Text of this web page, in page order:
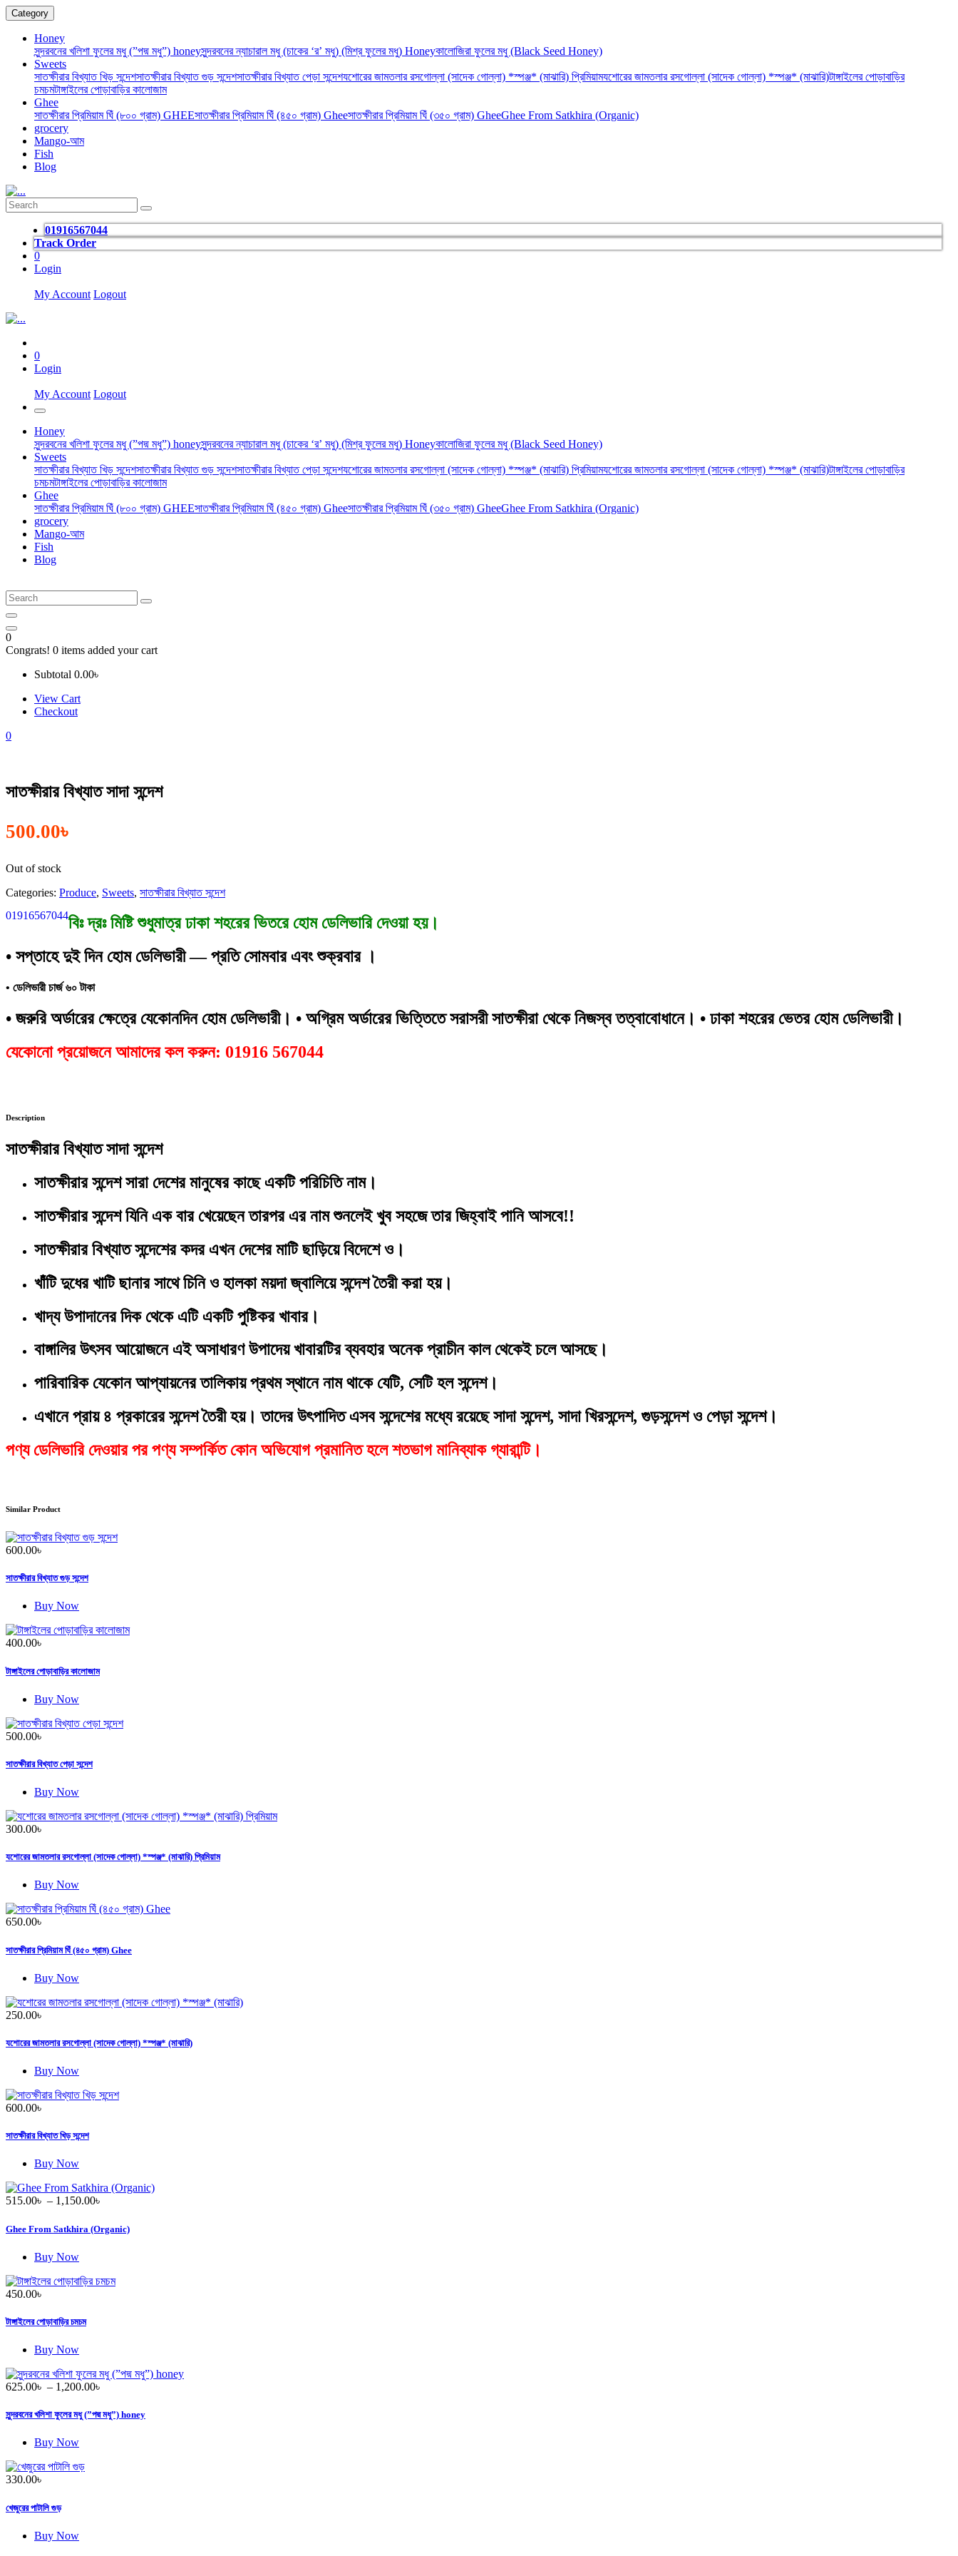
Category
Honey
সুন্দরবনের খলিশা ফুলের মধু (”পদ্ম মধু”) honeyসুন্দরবনের ন্যাচারাল মধু (চাকের ‘র’ মধু) (মিশ্র ফুলের মধু) Honeyকালোজিরা ফুলের মধু (Black Seed Honey)
Sweets
সাতক্ষীরার বিখ্যাত খিড় সন্দেশসাতক্ষীরার বিখ্যাত গুড় সন্দেশসাতক্ষীরার বিখ্যাত পেড়া সন্দেশযশোরের জামতলার রসগোল্লা (সাদেক গোল্লা) *স্পঞ্জ* (মাঝারি) প্রিমিয়ামযশোরের জামতলার রসগোল্লা (সাদেক গোল্লা) *স্পঞ্জ* (মাঝারি)টাঙ্গাইলের পোড়াবাড়ির
চমচমটাঙ্গাইলের পোড়াবাড়ির কালোজাম
Ghee
সাতক্ষীরার প্রিমিয়াম ঘিঁ (৮০০ গ্রাম) GHEEসাতক্ষীরার প্রিমিয়াম ঘিঁ (৪৫০ গ্রাম) Gheeসাতক্ষীরার প্রিমিয়াম ঘিঁ (৩৫০ গ্রাম) GheeGhee From Satkhira (Organic)
grocery
Mango-আম
Fish
Blog
01916567044
Track Order
0
Login
My Account Logout
0
Login
My Account Logout
Honey
সুন্দরবনের খলিশা ফুলের মধু (”পদ্ম মধু”) honeyসুন্দরবনের ন্যাচারাল মধু (চাকের ‘র’ মধু) (মিশ্র ফুলের মধু) Honeyকালোজিরা ফুলের মধু (Black Seed Honey)
Sweets
সাতক্ষীরার বিখ্যাত খিড় সন্দেশসাতক্ষীরার বিখ্যাত গুড় সন্দেশসাতক্ষীরার বিখ্যাত পেড়া সন্দেশযশোরের জামতলার রসগোল্লা (সাদেক গোল্লা) *স্পঞ্জ* (মাঝারি) প্রিমিয়ামযশোরের জামতলার রসগোল্লা (সাদেক গোল্লা) *স্পঞ্জ* (মাঝারি)টাঙ্গাইলের পোড়াবাড়ির
চমচমটাঙ্গাইলের পোড়াবাড়ির কালোজাম
Ghee
সাতক্ষীরার প্রিমিয়াম ঘিঁ (৮০০ গ্রাম) GHEEসাতক্ষীরার প্রিমিয়াম ঘিঁ (৪৫০ গ্রাম) Gheeসাতক্ষীরার প্রিমিয়াম ঘিঁ (৩৫০ গ্রাম) GheeGhee From Satkhira (Organic)
grocery
Mango-আম
Fish
Blog
0
Congrats! 0 items added your cart
Subtotal 0.00৳
View Cart
Checkout
0
সাতক্ষীরার বিখ্যাত সাদা সন্দেশ
500.00৳
Out of stock
Categories: Produce, Sweets, সাতক্ষীরার বিখ্যাত সন্দেশ
01916567044বিঃ দ্রঃ মিষ্টি শুধুমাত্র ঢাকা শহরের ভিতরে হোম ডেলিভারি দেওয়া হয়।
• সপ্তাহে দুই দিন হোম ডেলিভারী — প্রতি সোমবার এবং শুক্রবার ।
• ডেলিভারী চার্জ ৬০ টাকা
• জরুরি অর্ডারের ক্ষেত্রে যেকোনদিন হোম ডেলিভারী। • অগ্রিম অর্ডারের ভিত্তিতে সরাসরী সাতক্ষীরা থেকে নিজস্ব তত্বাবোধানে। • ঢাকা শহরের ভেতর হোম ডেলিভারী।
যেকোনো প্রয়োজনে আমাদের কল করুন: 01916 567044
Description
সাতক্ষীরার বিখ্যাত সাদা সন্দেশ
সাতক্ষীরার সন্দেশ সারা দেশের মানুষের কাছে একটি পরিচিতি নাম।
সাতক্ষীরার সন্দেশ যিনি এক বার খেয়েছেন তারপর এর নাম শুনলেই খুব সহজে তার জিহ্বাই পানি আসবে!!
সাতক্ষীরার বিখ্যাত সন্দেশের কদর এখন দেশের মাটি ছাড়িয়ে বিদেশে ও।
খাঁটি দুধের খাটি ছানার সাথে চিনি ও হালকা ময়দা জ্বালিয়ে সন্দেশ তৈরী করা হয়।
খাদ্য উপাদানের দিক থেকে এটি একটি পুষ্টিকর খাবার।
বাঙ্গালির উৎসব আয়োজনে এই অসাধারণ উপাদেয় খাবারটির ব্যবহার অনেক প্রাচীন কাল থেকেই চলে আসছে।
পারিবারিক যেকোন আপ্যায়নের তালিকায় প্রথম স্থানে নাম থাকে যেটি, সেটি হল সন্দেশ।
এখানে প্রায় ৪ প্রকারের সন্দেশ তৈরী হয়। তাদের উৎপাদিত এসব সন্দেশের মধ্যে রয়েছে সাদা সন্দেশ, সাদা খিরসন্দেশ, গুড়সন্দেশ ও পেড়া সন্দেশ।
পণ্য ডেলিভারি দেওয়ার পর পণ্য সম্পর্কিত কোন অভিযোগ প্রমানিত হলে শতভাগ মানিব্যাক গ্যারান্টি।
Similar Product
600.00৳
সাতক্ষীরার বিখ্যাত গুড় সন্দেশ
Buy Now
400.00৳
টাঙ্গাইলের পোড়াবাড়ির কালোজাম
Buy Now
500.00৳
সাতক্ষীরার বিখ্যাত পেড়া সন্দেশ
Buy Now
300.00৳
যশোরের জামতলার রসগোল্লা (সাদেক গোল্লা) *স্পঞ্জ* (মাঝারি) প্রিমিয়াম
Buy Now
650.00৳
সাতক্ষীরার প্রিমিয়াম ঘিঁ (৪৫০ গ্রাম) Ghee
Buy Now
250.00৳
যশোরের জামতলার রসগোল্লা (সাদেক গোল্লা) *স্পঞ্জ* (মাঝারি)
Buy Now
600.00৳
সাতক্ষীরার বিখ্যাত খিড় সন্দেশ
Buy Now
515.00৳ – 1,150.00৳
515.00৳
through
Ghee From Satkhira (Organic)
Buy Now
450.00৳
টাঙ্গাইলের পোড়াবাড়ির চমচম
Buy Now
625.00৳ – 1,200.00৳
625.00৳
through
সুন্দরবনের খলিশা ফুলের মধু (”পদ্ম মধু”) honey
Buy Now
330.00৳
খেজুরের পাটালি গুড়
Buy Now